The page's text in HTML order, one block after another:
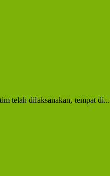
telah dilaksanakan, tempat di...